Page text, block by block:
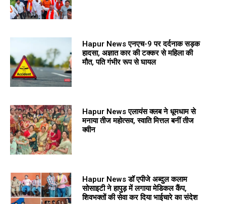
Hapur News एनएच-9 पर दर्दनाक सड़क
हादसा, अज्ञात कार की टक्कर से महिला की
मौत, पति गंभीर रूप से घायल
Hapur News एलायंस क्लब ने धूमधाम से
मनाया तीज महोत्सव, स्वाति मित्तल बनीं तीज
क्वीन
Hapur News डॉ एपीजे अब्दुल कलाम
सोसाइटी ने हापुड़ में लगाया मेडिकल कैंप,
शिवभक्तों की सेवा कर दिया भाईचारे का संदेश